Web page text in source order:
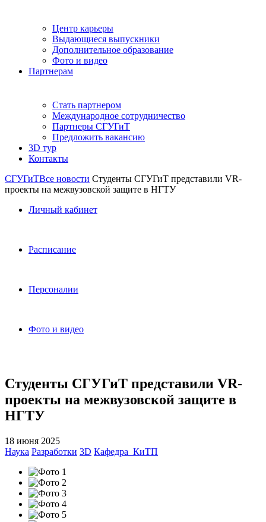
Центр карьеры
Выдающиеся выпускники
Дополнительное образование
Фото и видео
Партнерам
Стать партнером
Международное сотрудничество
Партнеры СГУГиТ
Предложить вакансию
3D тур
Контакты
СГУГиТВсе новости Студенты СГУГиТ представили VR-
проекты на межвузовской защите в НГТУ
Личный кабинет
Расписание
Персоналии
Фото и видео
Студенты СГУГиТ представили VR-
проекты на межвузовской защите в
НГТУ
18 июня 2025
Наука Разработки 3D Кафедра_КиТП